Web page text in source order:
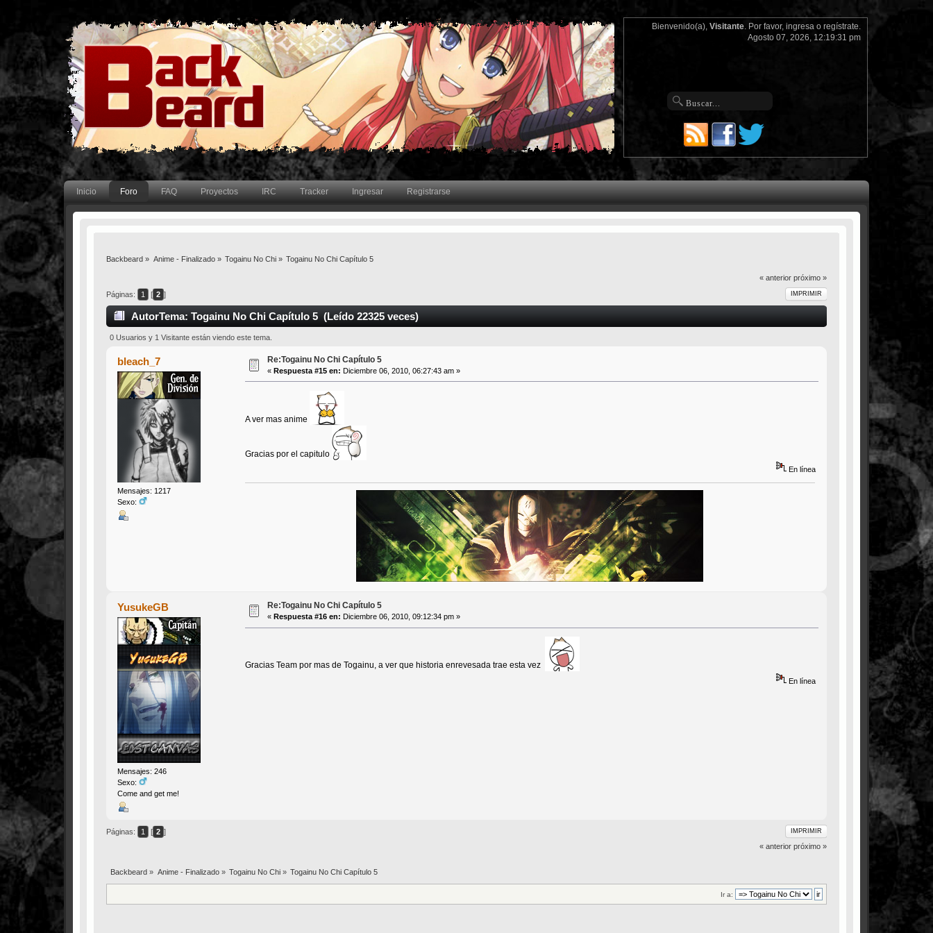
Bienvenido(a), Visitante. Por favor, ingresao regístrate.
Agosto 07, 2026, 12:19:31 pm
Inicio Foro FAQ Proyectos IRC Tracker Ingresar Registrarse
Backbeard » Anime - Finalizado» Togainu No Chi» Togainu No Chi Capítulo 5
« anterior próximo »
IMPRIMIR
Páginas: 1 [ 2 ]
AutorTema: Togainu No Chi Capítulo 5 (Leído 22325 veces)
0 Usuarios y 1 Visitante están viendo este tema.
bleach_7
Mensajes: 1217
Sexo:
Re:Togainu No Chi Capítulo 5
« Respuesta #15 en: Diciembre 06, 2010, 06:27:43 am »
A ver mas anime
Gracias por el capitulo
En línea
YusukeGB
Mensajes: 246
Sexo:
Come and get me!
Re:Togainu No Chi Capítulo 5
« Respuesta #16 en: Diciembre 06, 2010, 09:12:34 pm »
Gracias Team por mas de Togainu, a ver que historia enrevesada trae esta vez
En línea
IMPRIMIR
Páginas: 1 [ 2 ]
« anterior próximo »
Backbeard » Anime - Finalizado» Togainu No Chi» Togainu No Chi Capítulo 5
Ir a: